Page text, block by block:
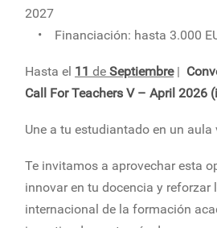
2027
• Financiación: hasta 3.000
Hasta el 11 de Septiembre|
Call For Teachers V – April 2026
Une a tu estudiantado en un
Te invitamos a aprovechar esta
innovar en tu docencia y reforzar
internacional de la formación